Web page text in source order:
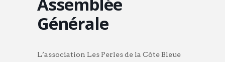
Générale
L’association Les Perles de la Côte Bleue